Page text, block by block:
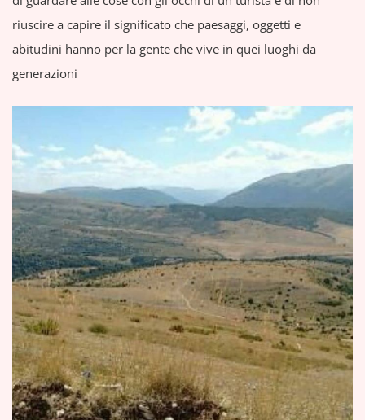
riuscire a capire il significato che paesaggi, oggetti e
abitudini hanno per la gente che vive in quei luoghi da
generazioni